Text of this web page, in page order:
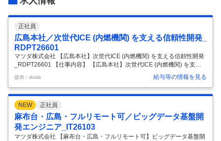
正社員
広島本社／次世代ICE (内燃機関) を支える信頼性開発_
RDPT26601
マツダ株式会社 【広島本社】次世代ICE (内燃機関) を支える信頼性開発
_RDPT26601 【仕事内容】 【広島本社】次世代ICE (内燃機関) を支え
る信頼性開発_RDPT26601 【具体的な仕事内容】 ■募集背景： ◇電動
化が進みながらも、将来のICE必要性はあり続けます。マルチソリュー
ションによるCN貢献を実現するため、当社は今後もICE進化を継続して
いきます。 ◇その中で、ICEの出力/燃費/EMなどの商品性を進化させる
ためには、土台となる信頼性機能を高める必要があります。 ■現在の開
発状況： ◇現在、当部門では、ハイブリッド仕様を含む、CX-5を始め
とした様々な車のエンジンに関
提供：doda 給与等の情報を見る
NEW 正社員
麻布台・広島・フルリモート可／ビッグデータ基盤開
発エンジニア_IT26103
マツダ株式会社 【麻布台・広島・フルリモート可】ビッグデータ基盤開